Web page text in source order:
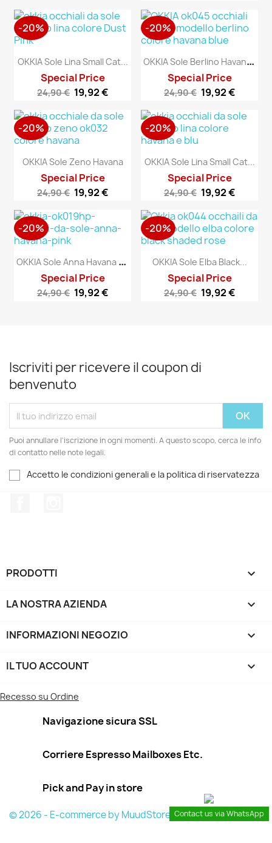
OKKIA Sole Lina Small Cat...
Special Price
24,90 € 19,92 €
-20%
O
KKIA Sole Berlino Havana Blue
Special Price
24,90 € 19,92 €
-20%
OKKIA Sole Zeno Havana
Special Price
24,90 € 19,92 €
-20%
OKKIA Sole Lina Small Cat...
Special Price
24,90 € 19,92 €
-20%
O
KKIA Sole Anna Havana Pink
Special Price
24,90 € 19,92 €
-20%
OKKIA Sole Elba Black...
Special Price
24,90 € 19,92 €
-20%
Iscriviti per ricevere il coupon di
benvenuto
Puoi annullare l'iscrizione in ogni momenti. A questo scopo, cerca le info
di contatto nelle note legali.
Accetto le condizioni generali e la politica di riservatezza
PRODOTTI 
LA NOSTRA AZIENDA 
INFORMAZIONI NEGOZIO keyboard_arrow_down
IL TUO ACCOUNT 
Recesso su Ordine
Navigazione sicura SSL
Corriere Espresso Mailboxes Etc.
Pick and Pay in store
© 2026 - E-commerce by MuudStore Contact us via WhatsApp